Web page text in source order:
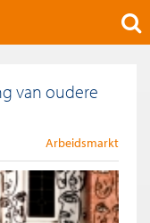
van oudere
Arbeidsmarkt